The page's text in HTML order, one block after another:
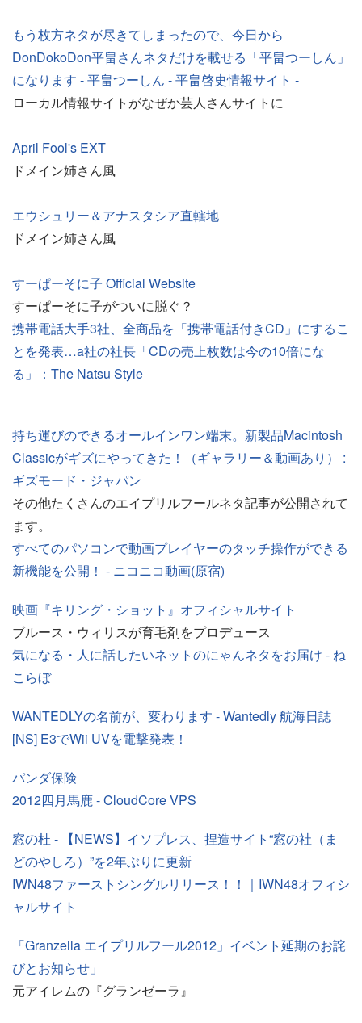
もう枚方ネタが尽きてしまったので、今日から
DonDokoDon平畠さんネタだけを載せる「平畠つーしん」
になります - 平畠つーしん - 平畠啓史情報サイト -
ローカル情報サイトがなぜか芸人さんサイトに
April Fool's EXT
ドメイン姉さん風
エウシュリー＆アナスタシア直轄地
ドメイン姉さん風
すーぱーそに子 Official Website
すーぱーそに子がついに脱ぐ？
携帯電話大手3社、全商品を「携帯電話付きCD」にするこ
とを発表…a社の社長「CDの売上枚数は今の10倍にな
る」：The Natsu Style
持ち運びのできるオールインワン端末。新製品Macintosh
Classicがギズにやってきた！（ギャラリー＆動画あり） :
ギズモード・ジャパン
その他たくさんのエイプリルフールネタ記事が公開されて
ます。
すべてのパソコンで動画プレイヤーのタッチ操作ができる
新機能を公開！ ‐ ニコニコ動画(原宿)
映画『キリング・ショット』オフィシャルサイト
ブルース・ウィリスが育毛剤をプロデュース
気になる・人に話したいネットのにゃんネタをお届け - ね
こらぼ
WANTEDLYの名前が、変わります - Wantedly 航海日誌
[NS] E3でWii UVを電撃発表！
パンダ保険
2012四月馬鹿 - CloudCore VPS
窓の杜 - 【NEWS】イソプレス、捏造サイト“窓の社（ま
どのやしろ）”を2年ぶりに更新
IWN48ファーストシングルリリース！！｜IWN48オフィシ
ャルサイト
「Granzella エイプリルフール2012」イベント延期のお詫
びとお知らせ」
元アイレムの『グランゼーラ』